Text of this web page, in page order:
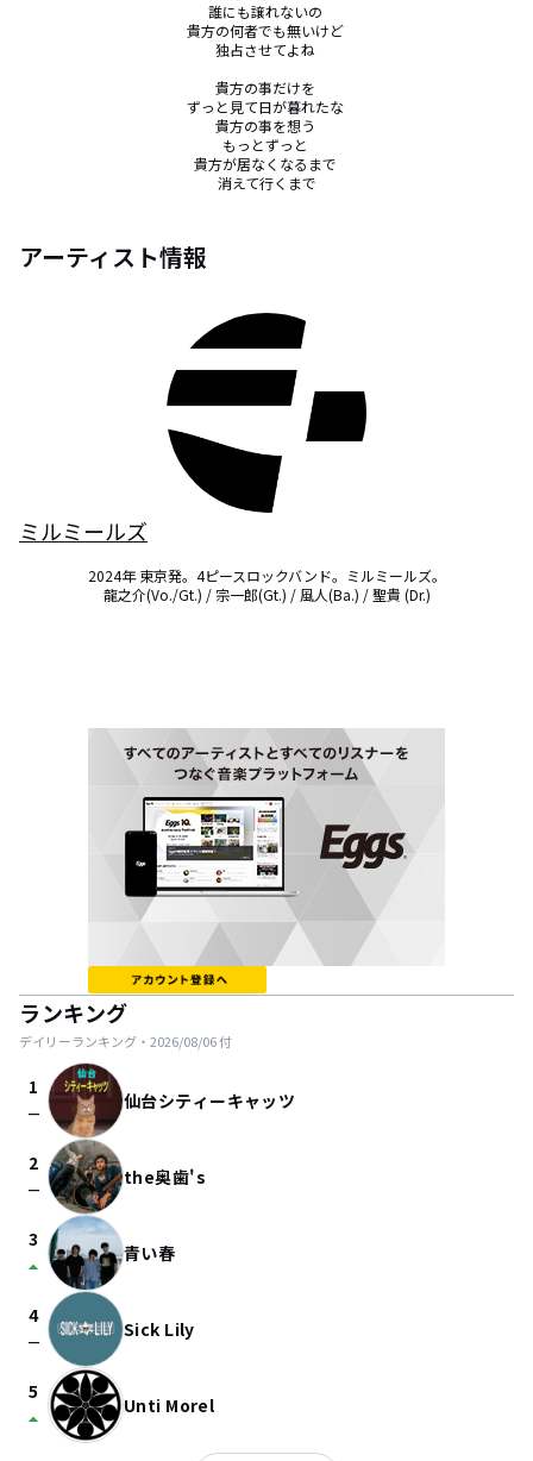
誰にも譲れないの
貴方の何者でも無いけど
独占させてよね
貴方の事だけを
ずっと見て日が暮れたな
貴方の事を想う
もっとずっと
貴方が居なくなるまで
消えて行くまで
アーティスト情報
ミルミールズ
2024年 東京発。4ピースロックバンド。ミルミールズ。
龍之介(Vo./Gt.) / 宗一郎(Gt.) / 風人(Ba.) / 聖貴 (Dr.)
ランキング
デイリーランキング・ 2026/08/06付
1
check_indeterminate_small 仙台シティーキャッツ
2
check_indeterminate_small the奥歯's
3
arrow_drop_up 青い春
4
check_indeterminate_small Sick Lily
5
arrow_drop_up Unti Morel